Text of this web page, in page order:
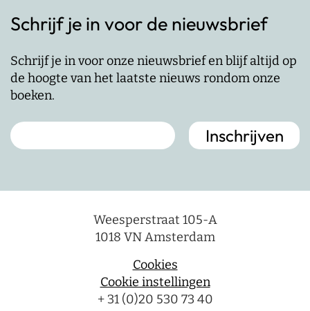
Schrijf je in voor de nieuwsbrief
Schrijf je in voor onze nieuwsbrief en blijf altijd op
de hoogte van het laatste nieuws rondom onze
boeken.
Weesperstraat 105-A
1018 VN Amsterdam
Cookies
Cookie instellingen
+ 31 (0)20 530 73 40